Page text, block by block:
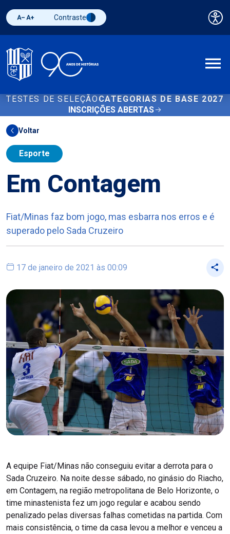
Diminuir fonte
Aumentar fonteAlternar contraste
Contraste
TESTES DE SELEÇÃO CATEGORIAS DE BASE 2027
INSCRIÇÕES ABERTAS
Voltar
Esporte
Em Contagem
Fiat/Minas faz bom jogo, mas esbarra nos erros e é
superado pelo Sada Cruzeiro
17 de janeiro de 2021 às 00:09
A equipe Fiat/Minas não conseguiu evitar a derrota para o
Sada Cruzeiro. Na noite desse sábado, no ginásio do Riacho,
em Contagem, na região metropolitana de Belo Horizonte, o
time minastenista fez um jogo regular e acabou sendo
penalizado pelas diversas falhas cometidas na partida. Com
mais consistência, o time da casa levou a melhor e venceu a